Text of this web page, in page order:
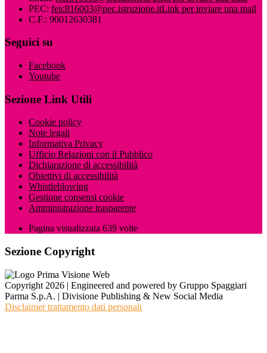
PEC: feic816003@pec.istruzione.itLink per inviare una mail
C.F.: 90012630381
Seguici su
Facebook
Youtube
Sezione Link Utili
Cookie policy
Note legali
Informativa Privacy
Ufficio Relazioni con il Pubblico
Dichiarazione di accessibilità
Obiettivi di accessibilità
Whistleblowing
Gestione consensi cookie
Amministrazione trasparente
Pagina visualizzata 639 volte
Sezione Copyright
Copyright 2026 | Engineered and powered by Gruppo Spaggiari
Parma S.p.A. | Divisione Publishing & New Social Media
Disclaimer trattamento dati personali